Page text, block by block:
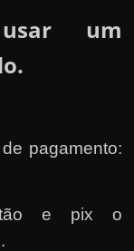
usar um
pagamento:
e pix o